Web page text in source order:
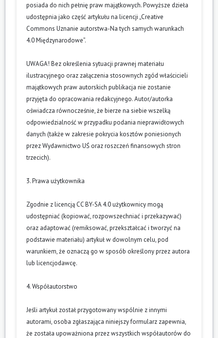
posiada do nich pełnię praw majątkowych. Powyższe dzieła
udostępnia jako część artykułu na licencji „Creative
Commons Uznanie autorstwa-Na tych samych warunkach
4.0 Międzynarodowe”.
UWAGA! Bez określenia sytuacji prawnej materiału
ilustracyjnego oraz załączenia stosownych zgód właścicieli
majątkowych praw autorskich publikacja nie zostanie
przyjęta do opracowania redakcyjnego. Autor/autorka
oświadcza równocześnie, że bierze na siebie wszelką
odpowiedzialność w przypadku podania nieprawidłowych
danych (także w zakresie pokrycia kosztów poniesionych
przez Wydawnictwo UŚ oraz roszczeń finansowych stron
trzecich).
3. Prawa użytkownika
Zgodnie z licencją CC BY-SA 4.0 użytkownicy mogą
udostępniać (kopiować, rozpowszechniać i przekazywać)
oraz adaptować (remiksować, przekształcać i tworzyć na
podstawie materiału) artykuł w dowolnym celu, pod
warunkiem, że oznaczą go w sposób określony przez autora
lub licencjodawcę.
4. Współautorstwo
Jeśli artykuł został przygotowany wspólnie z innymi
autorami, osoba zgłaszająca niniejszy formularz zapewnia,
że została upoważniona przez wszystkich współautorów do